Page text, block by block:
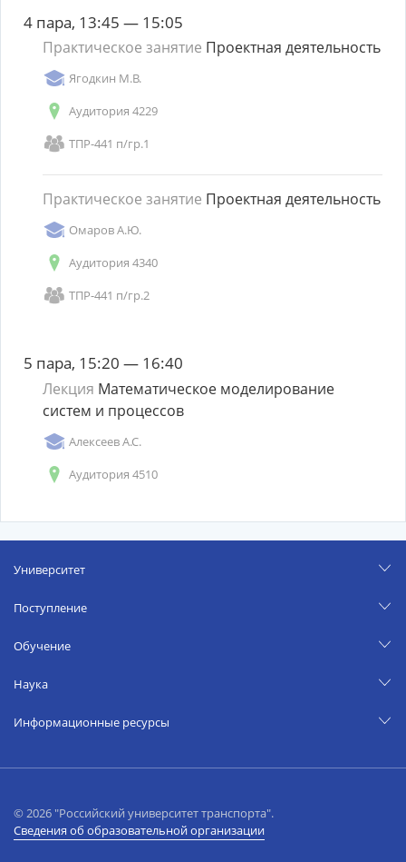
4 пара, 13:45 — 15:05
Практическое занятие Проектная деятельность
Ягодкин М.В.
Аудитория 4229
ТПР-441 п/гр.1
Практическое занятие Проектная деятельность
Омаров А.Ю.
Аудитория 4340
ТПР-441 п/гр.2
5 пара, 15:20 — 16:40
Лекция Математическое моделирование
систем и процессов
Алексеев А.С.
Аудитория 4510
Университет
Поступление
Обучение
Наука
Информационные ресурсы
© 2026 "Российский университет транспорта".
Сведения об образовательной организации